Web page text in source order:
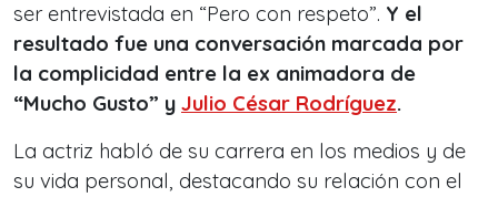
ser entrevistada en “Pero con respeto”. Y el
resultado fue una conversación marcada por
la complicidad entre la ex animadora de
“Mucho Gusto” y Julio César Rodríguez.
La actriz habló de su carrera en los medios y de
su vida personal, destacando su relación con el